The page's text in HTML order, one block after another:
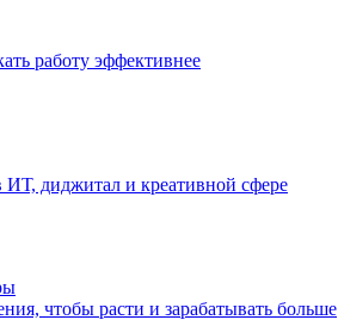
работу эффективнее
ИТ, диджитал и креативной сфере
чтобы расти и зарабатывать больше